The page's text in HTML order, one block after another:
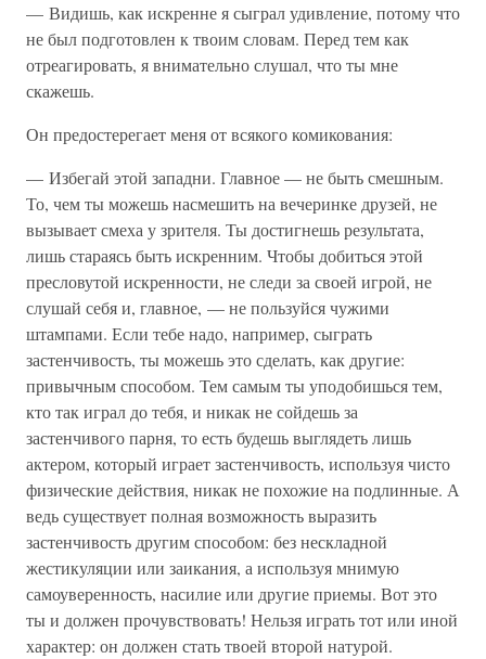
— Видишь, как искренне я сыграл удивление, потому что
не был подготовлен к твоим словам. Перед тем как
отреагировать, я внимательно слушал, что ты мне
скажешь.
Он предостерегает меня от всякого комикования:
— Избегай этой западни. Главное — не быть смешным.
То, чем ты можешь насмешить на вечеринке друзей, не
вызывает смеха у зрителя. Ты достигнешь результата,
лишь стараясь быть искренним. Чтобы добиться этой
пресловутой искренности, не следи за своей игрой, не
слушай себя и, главное, — не пользуйся чужими
штампами. Если тебе надо, например, сыграть
застенчивость, ты можешь это сделать, как другие:
привычным способом. Тем самым ты уподобишься тем,
кто так играл до тебя, и никак не сойдешь за
застенчивого парня, то есть будешь выглядеть лишь
актером, который играет застенчивость, используя чисто
физические действия, никак не похожие на подлинные. А
ведь существует полная возможность выразить
застенчивость другим способом: без нескладной
жестикуляции или заикания, а используя мнимую
самоуверенность, насилие или другие приемы. Вот это
ты и должен прочувствовать! Нельзя играть тот или иной
характер: он должен стать твоей второй натурой.